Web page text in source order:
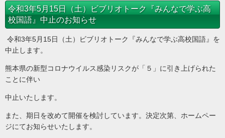
令和3年5月15日（土）ビブリオトーク『みんなで学ぶ高
校国語』中止のお知らせ
令和3年5月15日（土）ビブリオトーク『みんなで学ぶ高校国語』を
中止します。
熊本県の新型コロナウイルス感染リスクが「５」に引き上げられた
ことに伴い
中止いたします。
また、期日を改めて開催を検討しています。決定次第、ホームペー
ジにてお知らせいたします。